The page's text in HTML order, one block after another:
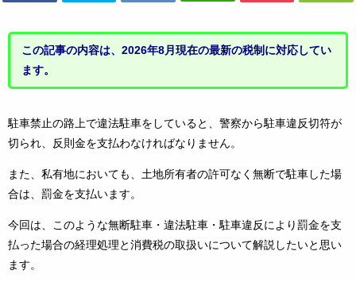
この記事の内容は、2026年8月現在の最新の税制に対応してい
ます。
駐車禁止の路上で違法駐車をしていると、警察から駐車違反切符が
切られ、反則金を支払わなければなりません。
また、私有地においても、土地所有者の許可なく無断で駐車した場
合は、罰金を支払います。
今回は、このような無断駐車・違法駐車・駐車違反により罰金を支
払った場合の経理処理と消費税の取扱いについて解説したいと思い
ます。